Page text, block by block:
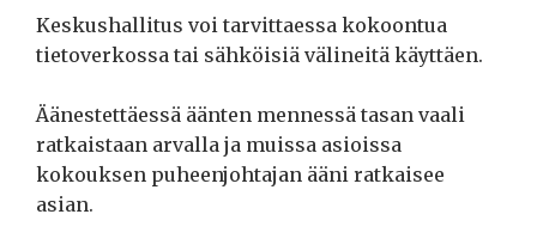
Keskushallitus voi tarvittaessa kokoontua
tietoverkossa tai sähköisiä välineitä käyttäen.
Äänestettäessä äänten mennessä tasan vaali
ratkaistaan arvalla ja muissa asioissa
kokouksen puheenjohtajan ääni ratkaisee
asian.